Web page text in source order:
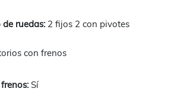
2 fijos 2 con pivotes
con frenos
Sí